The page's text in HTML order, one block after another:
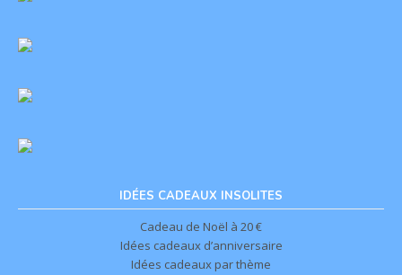
IDÉES CADEAUX INSOLITES
Cadeau de Noël à 20 €
Idées cadeaux d’anniversaire
Idées cadeaux par thème